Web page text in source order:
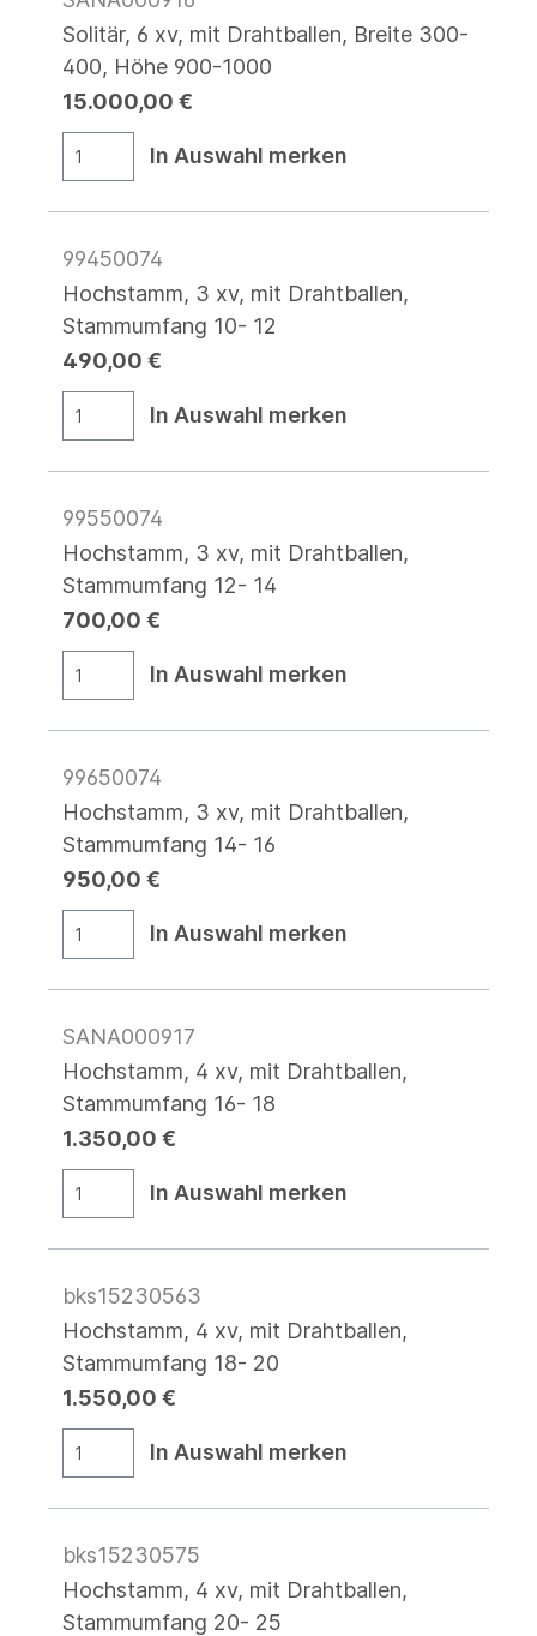
Solitär, 6 xv, mit Drahtballen, Breite 300-
400, Höhe 900-1000
15.000,00 €
In Auswahl merken
99450074
Hochstamm, 3 xv, mit Drahtballen,
Stammumfang 10- 12
490,00 €
In Auswahl merken
99550074
Hochstamm, 3 xv, mit Drahtballen,
Stammumfang 12- 14
700,00 €
In Auswahl merken
99650074
Hochstamm, 3 xv, mit Drahtballen,
Stammumfang 14- 16
950,00 €
In Auswahl merken
SANA000917
Hochstamm, 4 xv, mit Drahtballen,
Stammumfang 16- 18
1.350,00 €
In Auswahl merken
bks15230563
Hochstamm, 4 xv, mit Drahtballen,
Stammumfang 18- 20
1.550,00 €
In Auswahl merken
bks15230575
Hochstamm, 4 xv, mit Drahtballen,
Stammumfang 20- 25